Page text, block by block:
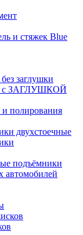
и стяжек Blue
заглушки
с ЗАГЛУШКОЙ
полирования
двухстоечные
подъёмники
автомобилей